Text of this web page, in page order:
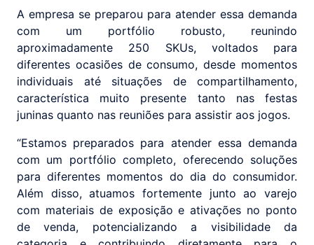
A empresa se preparou para atender essa demanda
com um portfólio robusto, reunindo
aproximadamente 250 SKUs, voltados para
diferentes ocasiões de consumo, desde momentos
individuais até situações de compartilhamento,
característica muito presente tanto nas festas
juninas quanto nas reuniões para assistir aos jogos.
“Estamos preparados para atender essa demanda
com um portfólio completo, oferecendo soluções
para diferentes momentos do dia do consumidor.
Além disso, atuamos fortemente junto ao varejo
com materiais de exposição e ativações no ponto
de venda, potencializando a visibilidade da